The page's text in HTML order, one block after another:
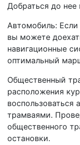
Добраться до
Автомобиль: Если
вы можете
навигационные
оптимальный
Общественный
расположения
воспользоваться
трамваями.
общественного
остановки.